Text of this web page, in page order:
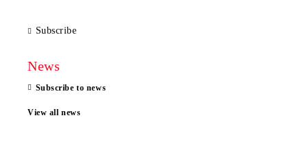
Subscribe
News
Subscribe to news
View all news